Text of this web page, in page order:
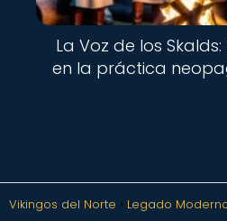
La Voz de los
en la práctica
Vikingos del Norte Legado